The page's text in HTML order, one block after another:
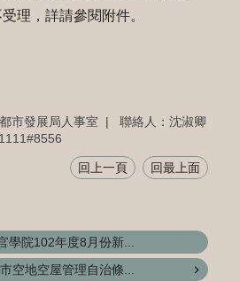
理，詳請參閱附件。
市發展局人事室
聯絡人：沈淑卿
回上一頁 回最上面
學院102年度8月份新...
空地空屋管理自治條...